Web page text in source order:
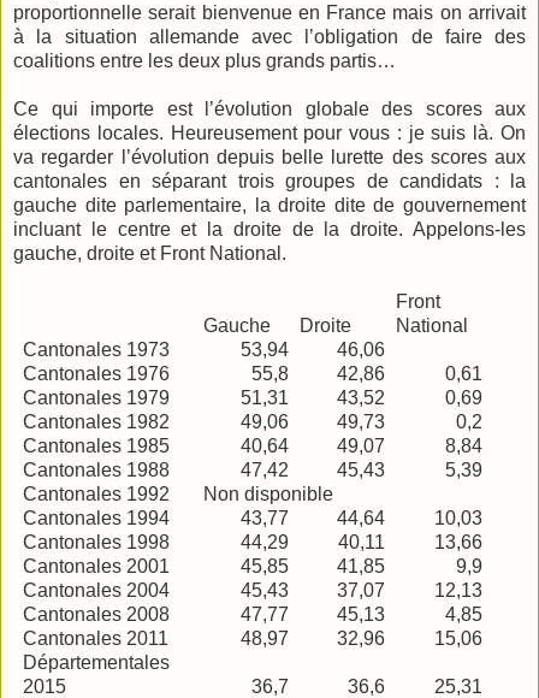
proportionnelle serait bienvenue en France mais on arrivait
à la situation allemande avec l’obligation de faire des
coalitions entre les deux plus grands partis…
Ce qui importe est l’évolution globale des scores aux
élections locales. Heureusement pour vous : je suis là. On
va regarder l’évolution depuis belle lurette des scores aux
cantonales en séparant trois groupes de candidats : la
gauche dite parlementaire, la droite dite de gouvernement
incluant le centre et la droite de la droite. Appelons-les
gauche, droite et Front National.
Gauche Droite
Front
National
Cantonales 1973
53,94
46,06
Cantonales 1976
55,8 42,86
0,61
Cantonales 1979
51,31 43,52
0,69
Cantonales 1982
49,06 49,73
0,2
Cantonales 1985
40,64 49,07
8,84
Cantonales 1988
47,42 45,43
5,39
Cantonales 1992
Non disponible
Cantonales 1994
43,77 44,64
10,03
Cantonales 1998
44,29 40,11
13,66
Cantonales 2001
45,85 41,85
9,9
Cantonales 2004
45,43 37,07
12,13
Cantonales 2008
47,77 45,13
4,85
Cantonales 2011
48,97 32,96
15,06
Départementales
2015
36,7 36,6 25,31